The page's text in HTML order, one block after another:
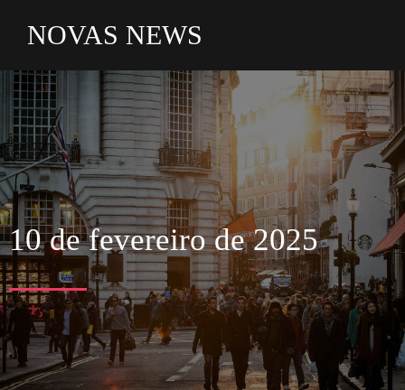
NOVAS NEWS
10 de fevereiro de 2025